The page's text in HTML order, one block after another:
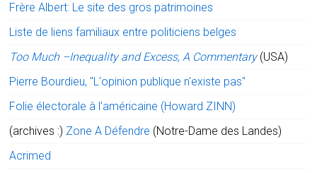
Frère Albert: Le site des gros patrimoines
Liste de liens familiaux entre politiciens belges
Too Much –Inequality and Excess, A Commentary (USA)
Pierre Bourdieu, "L'opinion publique n'existe pas"
Folie électorale à l’américaine (Howard ZINN)
(archives :) Zone A Défendre (Notre-Dame des Landes)
Acrimed